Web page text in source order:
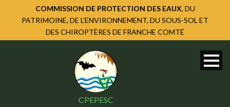
COMMISSION DE PROTECTION DES EAUX, DU
PATRIMOINE, DE L'ENVIRONNEMENT, DU SOUS-SOL ET
DES CHIROPTÈRES DE FRANCHE COMTÉ
CPEPESC